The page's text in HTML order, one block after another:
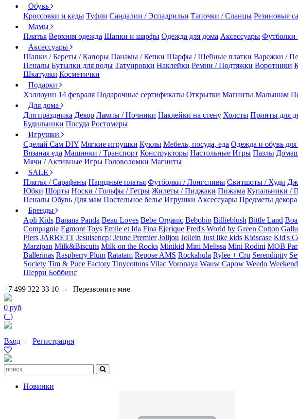
Обувь
Кроссовки и кеды Туфли Сандалии / Эспадрильи Тапочки / Сланцы Резиновые
Мамы
Платья Верхняя одежда Шапки и шарфы Одежда для дома Аксессуары Футболки
Аксессуары
Шапки / Береты / Капоры Панамы / Кепки Шарфы / Шейные платки Варежки /
Пеналы Бутылки для воды Татуировки Наклейки Ремни / Подтяжки Воротники
Шкатулки Косметички
Подарки
Хэллоуин 14 февраля Подарочные сертификаты Открытки Магниты Малышам
Для дома
Для праздника Декор Лампы / Ночники Наклейки на стену Холсты Принты для
Будильники Посуда Ростомеры
Игрушки
Сделай Сам DIY Мягкие игрушки Куклы Мебель, посуда, еда Одежда и обувь для
Вязаная еда Машинки / Транспорт Конструкторы Настольные Игры Пазлы
Мячи / Активные Игры Головоломки Магниты
SALE
Платья / Сарафаны Нарядные платья Футболки / Лонгсливы Свитшоты / Худи
Юбки Шорты Носки / Гольфы / Гетры Жилеты / Пиджаки Пижама Купальники /
Пеналы Обувь Для мам Постельное белье Игрушки Аксессуары Предметы декора
Бренды
Apli Kids Banana Panda Beau Loves Bebe Organic Bebobio Billieblush Bittle Land
Compagnie Egmont Toys Emile et Ida Fina Ejerique Fred's World by Green Cotton
Piers JARRETT Jesuisencp! Jeune Premier Jolijou Jollein Just like kids Kidscase Kid's
Marzipan Milk&Biscuits Milk on the Rocks Minikid Mini Melissa Mini Rodini MOB
Ballerinas Raspberry Plum Ratatam Repose AMS Rockahula Rylee + Cru Serendipity
Society Tim & Puce Factory Tinycottons Vilac Voronaya Wauw Capow Weedo
Шерри Боббинс
+7 499 322 33 10 - Перезвоните мне
0 руб
( )
Вход - Регистрация
Новинки